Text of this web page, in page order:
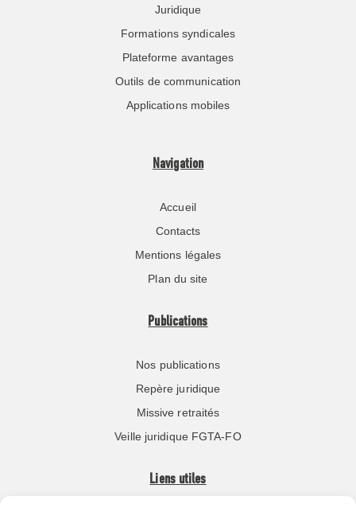
Juridique
Formations syndicales
Plateforme avantages
Outils de communication
Applications mobiles
Navigation
Accueil
Contacts
Mentions légales
Plan du site
Publications
Nos publications
Repère juridique
Missive retraités
Veille juridique FGTA-FO
Liens utiles